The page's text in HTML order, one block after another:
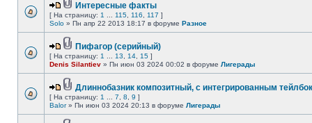
Интересные факты
[ На страницу: 1 115 116 117 ]
Solo » Пн апр 22 2013 18:17 в форуме Разное
Пифагор (серийный)
[ На страницу: 1 13 14 15 ]
Denis Silantiev » Пн июн 03 2024 00:02 в форуме Лигерады
Длиннобазник композитный, с интегрированным
[ На страницу: 1 7 8 9 ]
Balor» Пн июн 03 2024 20:13 в форуме Лигерады